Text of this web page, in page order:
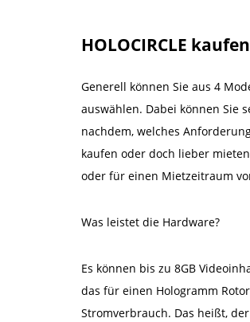
HOLOCIRCLE
Generell können Sie aus 4
auswählen. Dabei können Sie
nachdem, welches
kaufen oder doch lieber
oder für einen Mietzeitraum
Was leistet die Hardware?
Es können bis zu 8GB
das für einen Hologramm
Stromverbrauch. Das heißt,